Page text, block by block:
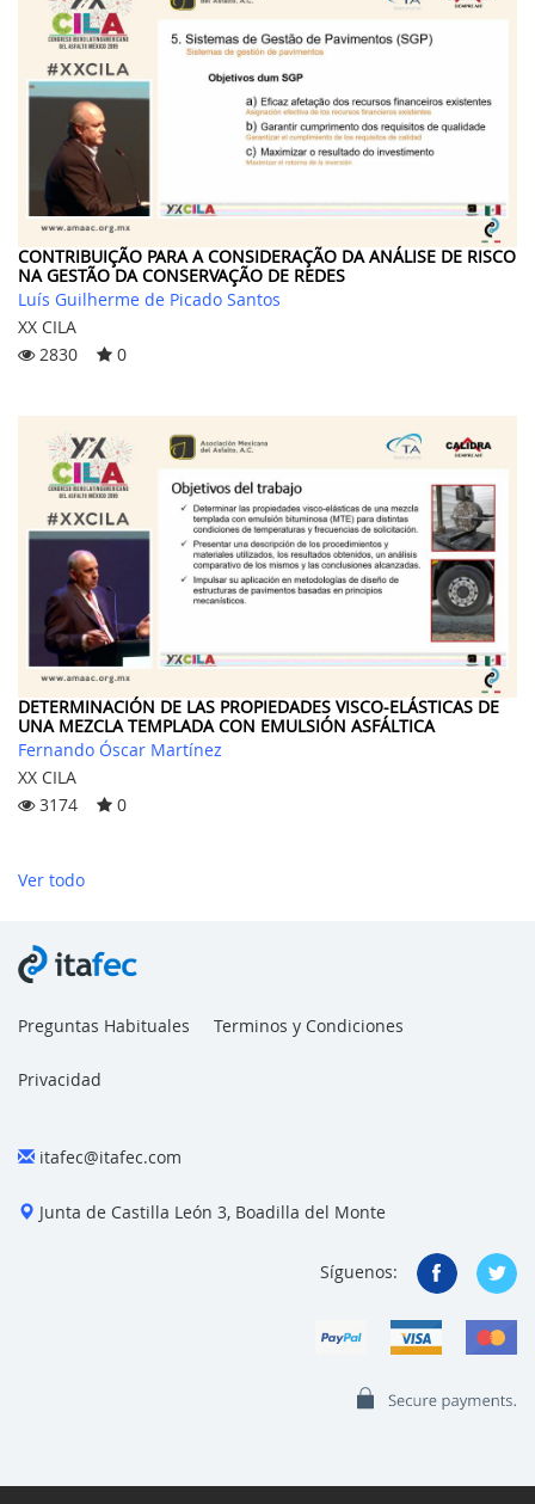
CONTRIBUIÇÃO PARA A CONSIDERAÇÃO DA ANÁLISE DE RISCO
NA GESTÃO DA CONSERVAÇÃO DE REDES
Luís Guilherme de Picado Santos
XX CILA
2830
0
DETERMINACIÓN DE LAS PROPIEDADES VISCO-ELÁSTICAS DE
UNA MEZCLA TEMPLADA CON EMULSIÓN ASFÁLTICA
Fernando Óscar Martínez
XX CILA
3174
0
Ver todo
Preguntas Habituales Terminos y Condiciones
Privacidad
itafec@itafec.com
Junta de Castilla León 3, Boadilla del Monte
Síguenos: